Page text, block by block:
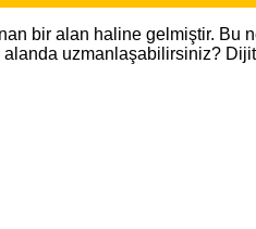
bir alan haline gelmiştir. Bu
uzmanlaşabilirsiniz?